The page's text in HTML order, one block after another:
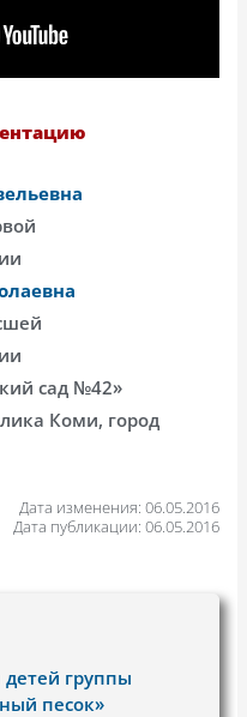
сад №42»
Коми, город
Дата изменения: 06.05.2016
Дата публикации: 06.05.2016
группы
песок»